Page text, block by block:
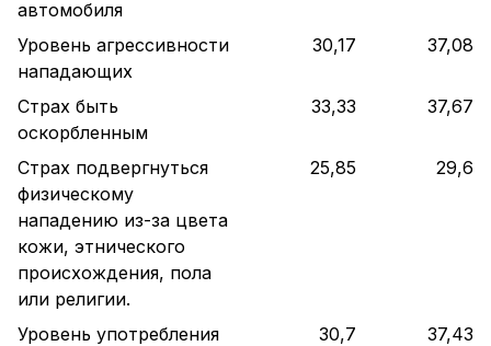
автомобиля
Уровень агрессивности
нападающих
30,17 37,08
Страх быть
оскорбленным
33,33 37,67
Страх подвергнуться
физическому
нападению из-за цвета
кожи, этнического
происхождения, пола
или религии.
25,85 29,6
Уровень употребления
30,7 37,43